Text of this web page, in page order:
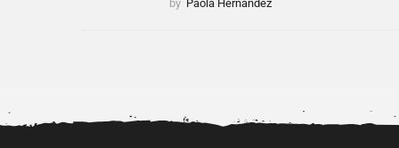
by Paola Hernández